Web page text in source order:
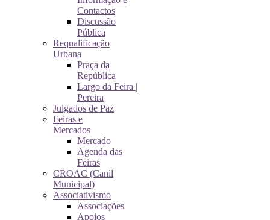
Contactos
Discussão
Pública
Requalificação
Urbana
Praça da
República
Largo da Feira |
Pereira
Julgados de Paz
Feiras e
Mercados
Mercado
Agenda das
Feiras
CROAC (Canil
Municipal)
Associativismo
Associações
Apoios